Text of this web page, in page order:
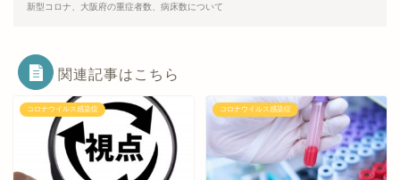
新型コロナ、大阪府の重症者数、病床数について
関連記事はこちら
コロナウイルス感染症 コロナウイルス感染症